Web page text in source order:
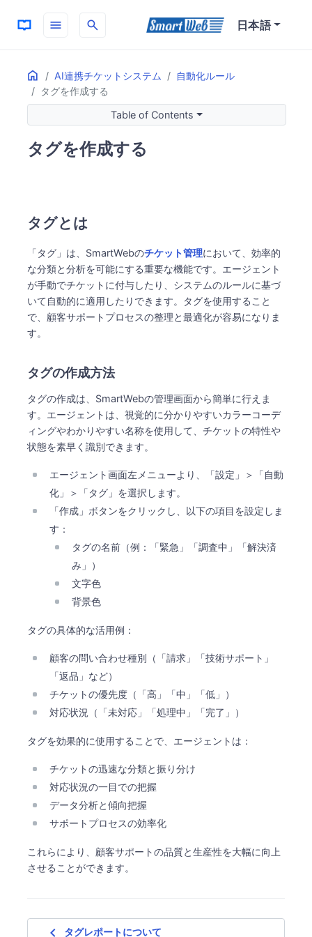
menu search 日本語
Home AI連携チケットシステム
自動化ルール
タグを作成する
ON THIS PAGE
タグとは
Table of Contents
タグを作成する
タグとは
「タグ」は、SmartWebのチケット管理において、効率的
な分類と分析を可能にする重要な機能です。エージェント
が手動でチケットに付与したり、システムのルールに基づ
いて自動的に適用したりできます。タグを使用すること
で、顧客サポートプロセスの整理と最適化が容易になりま
す。
タグの作成方法
タグの作成は、SmartWebの管理画面から簡単に行えま
す。エージェントは、視覚的に分かりやすいカラーコーデ
ィングやわかりやすい名称を使用して、チケットの特性や
状態を素早く識別できます。
エージェント画面左メニューより、「設定」＞「自動
化」＞「タグ」を選択します。
「作成」ボタンをクリックし、以下の項目を設定しま
す：
タグの名前（例：「緊急」「調査中」「解決済
み」）
文字色
背景色
タグの具体的な活用例：
顧客の問い合わせ種別（「請求」「技術サポート」
「返品」など）
チケットの優先度（「高」「中」「低」）
対応状況（「未対応」「処理中」「完了」）
タグを効果的に使用することで、エージェントは：
チケットの迅速な分類と振り分け
対応状況の一目での把握
データ分析と傾向把握
サポートプロセスの効率化
これらにより、顧客サポートの品質と生産性を大幅に向上
させることができます。
navigate_before タグレポートについて